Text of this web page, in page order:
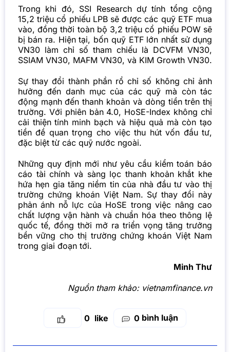
Trong khi đó, SSI Research dự tính tổng cộng
15,2 triệu cổ phiếu LPB sẽ được các quỹ ETF mua
vào, đồng thời toàn bộ 3,2 triệu cổ phiếu POW sẽ
bị bán ra. Hiện tại, bốn quỹ ETF lớn nhất sử dụng
VN30 làm chỉ số tham chiếu là DCVFM VN30,
SSIAM VN30, MAFM VN30, và KIM Growth VN30.
Sự thay đổi thành phần rổ chỉ số không chỉ ảnh
hưởng đến danh mục của các quỹ mà còn tác
động mạnh đến thanh khoản và dòng tiền trên thị
trường. Với phiên bản 4.0, HoSE-Index không chỉ
cải thiện tính minh bạch và hiệu quả mà còn tạo
tiền đề quan trọng cho việc thu hút vốn đầu tư,
đặc biệt từ các quỹ nước ngoài.
Những quy định mới như yêu cầu kiểm toán báo
cáo tài chính và sàng lọc thanh khoản khắt khe
hứa hẹn gia tăng niềm tin của nhà đầu tư vào thị
trường chứng khoán Việt Nam. Sự thay đổi này
phản ánh nỗ lực của HoSE trong việc nâng cao
chất lượng vận hành và chuẩn hóa theo thông lệ
quốc tế, đồng thời mở ra triển vọng tăng trưởng
bền vững cho thị trường chứng khoán Việt Nam
trong giai đoạn tới.
Minh Thư
Nguồn tham khảo: vietnamfinance.vn
0 0 bình luận